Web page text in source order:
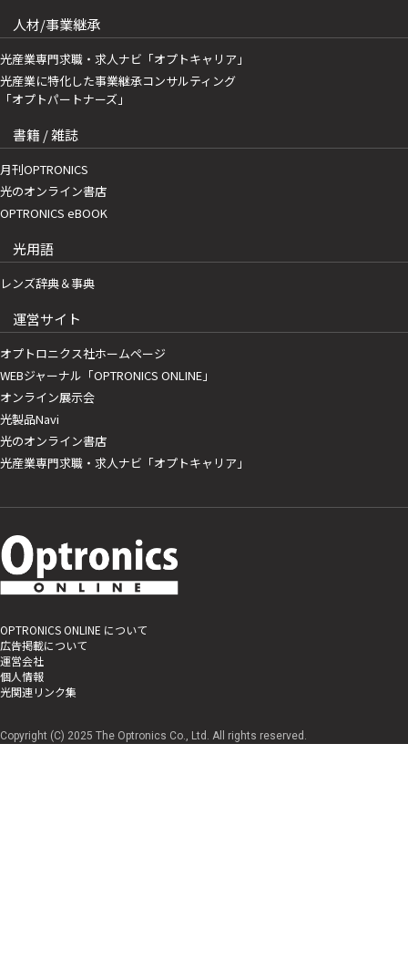
人材/事業継承
光産業専門求職・求人ナビ「オプトキャリア」
光産業に特化した事業継承コンサルティング
「オプトパートナーズ」
書籍 / 雑誌
月刊OPTRONICS
光のオンライン書店
OPTRONICS eBOOK
光用語
レンズ辞典＆事典
運営サイト
オプトロニクス社ホームページ
WEBジャーナル「OPTRONICS ONLINE」
オンライン展示会
光製品Navi
光のオンライン書店
光産業専門求職・求人ナビ「オプトキャリア」
OPTRONICS ONLINE について
広告掲載について
運営会社
個人情報
光関連リンク集
Copyright (C) 2025 The Optronics Co., Ltd. All rights reserved.